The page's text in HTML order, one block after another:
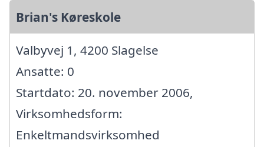
Brian's Køreskole
Valbyvej 1, 4200 Slagelse
Ansatte: 0
Startdato: 20. november 2006,
Virksomhedsform:
Enkeltmandsvirksomhed